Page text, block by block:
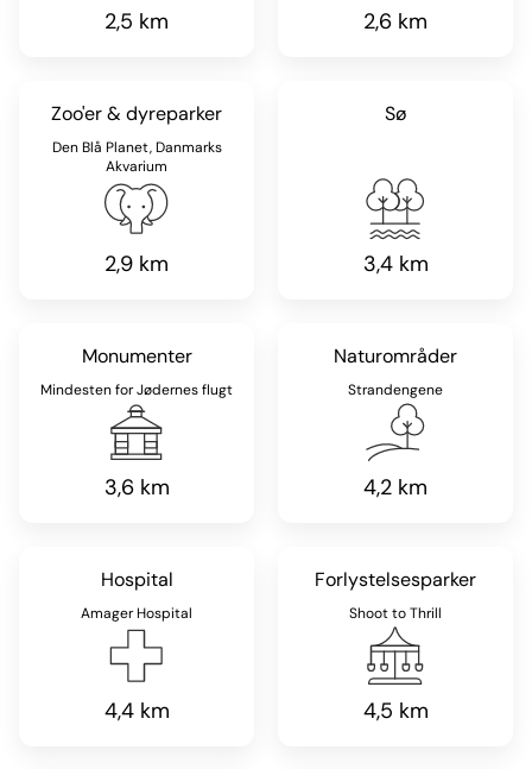
2,5 km 2,6 km
Zoo'er & dyreparker
Den Blå Planet, Danmarks
Akvarium
2,9 km
Sø
3,4 km
Monumenter
Mindesten for Jødernes flugt
3,6 km
Naturområder
Strandengene
4,2 km
Hospital
Amager Hospital
4,4 km
Forlystelsesparker
Shoot to Thrill
4,5 km